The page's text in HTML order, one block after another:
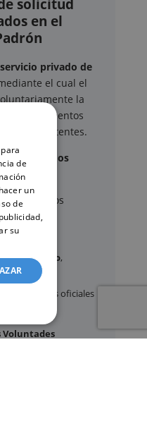
solicitud
en el
servicio privado de
el cual el
la
documentos
competentes.
podemos
podemos
nacimiento,
documentos oficiales
de
un
de
su